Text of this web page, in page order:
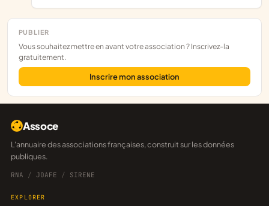
PUBLIER
Vous souhaitez mettre en avant votre association ? Inscrivez-la
gratuitement.
Inscrire mon association
Assoce
L'annuaire des associations françaises, construit sur les données
publiques.
RNA / JOAFE / SIRENE
EXPLORER